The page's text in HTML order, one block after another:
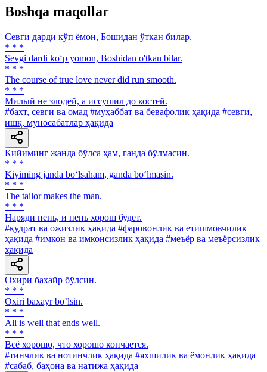
Boshqa maqollar
Севги дарди кўп ёмон, Бошидан ўткан билар.
* * *
Sevgi dardi ko‘p yomon, Boshidan о'tkan bilar.
* * *
The course of true love never did run smooth.
* * *
Милый не злодей, а иссушил до костей.
#бахт, севги ва омад #муҳаббат ва бевафолик ҳақида #севги,
ишқ, муносабатлар ҳақида
Кийиминг жанда бўлса ҳам, ганда бўлмасин.
* * *
Kiyiming janda bo‘lsaham, ganda bo‘lmasin.
* * *
The tailor makes the man.
* * *
Наряди пень, и пень хорош будет.
#қудрат ва ожизлик ҳақида #фаровонлик ва етишмовчилик
ҳақида #имкон ва имконсизлик ҳақида #меъёр ва меъёрсизлик
ҳақида
Охири бахайр бўлсин.
* * *
Oxiri baxayr boʼlsin.
* * *
All is well that ends well.
* * *
Всё хорошо, что хорошо кончается.
#тинчлик ва нотинчлик ҳақида #яхшилик ва ёмонлик ҳақида
#сабаб, баҳона ва натижа ҳақида